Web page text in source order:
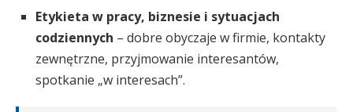
Etykieta w pracy, biznesie i sytuacjach
codziennych – dobre obyczaje w firmie, kontakty
zewnętrzne, przyjmowanie interesantów,
spotkanie „w interesach”.